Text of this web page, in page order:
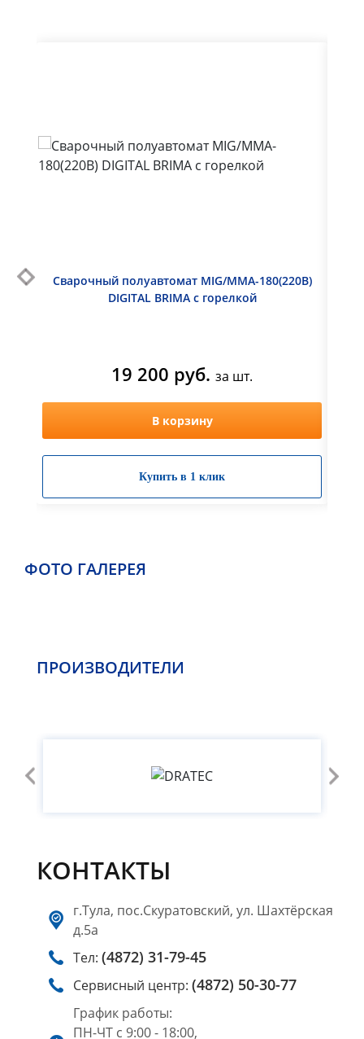
Сварочный полуавтомат MIG/MMA-180(220В)
DIGITAL BRIMA с горелкой
19 200 руб. за шт.
В корзину
Купить в 1 клик
ФОТО ГАЛЕРЕЯ
ПРОИЗВОДИТЕЛИ
КОНТАКТЫ
г.Тула, пос.Скуратовский, ул. Шахтёрская
д.5а
Тел: (4872) 31-79-45
Сервисный центр: (4872) 50-30-77
График работы:
ПН-ЧТ с 9:00 - 18:00,